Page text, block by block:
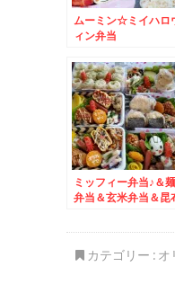
ムーミン☆ミイハロ
ィン弁当
ミッフィー弁当♪＆麺
弁当＆玄米弁当＆昆
カテゴリー : オ